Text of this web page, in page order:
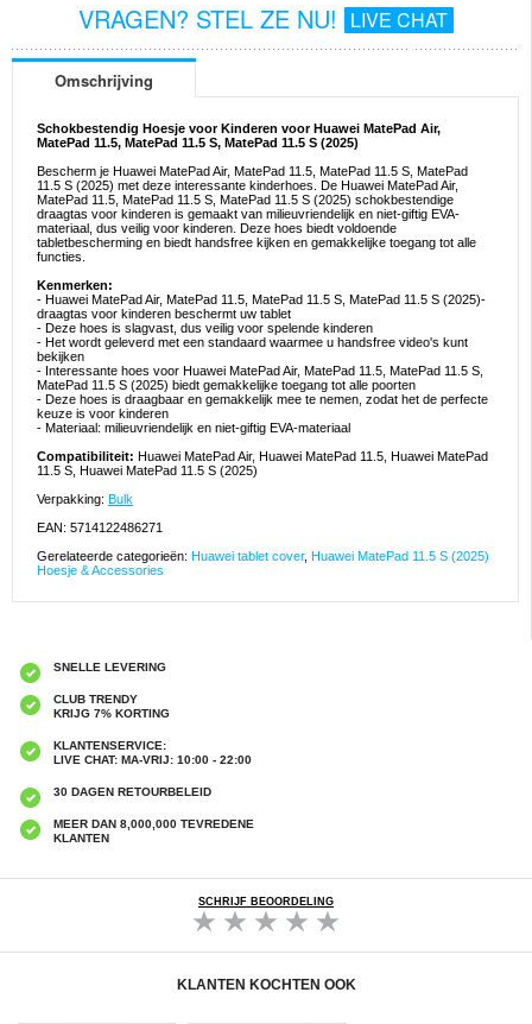
VRAGEN? STEL ZE NU! LIVE CHAT
Omschrijving
Schokbestendig Hoesje voor Kinderen voor Huawei MatePad Air,
MatePad 11.5, MatePad 11.5 S, MatePad 11.5 S (2025)
Bescherm je Huawei MatePad Air, MatePad 11.5, MatePad 11.5 S, MatePad
11.5 S (2025) met deze interessante kinderhoes. De Huawei MatePad Air,
MatePad 11.5, MatePad 11.5 S, MatePad 11.5 S (2025) schokbestendige
draagtas voor kinderen is gemaakt van milieuvriendelijk en niet-giftig EVA-
materiaal, dus veilig voor kinderen. Deze hoes biedt voldoende
tabletbescherming en biedt handsfree kijken en gemakkelijke toegang tot alle
functies.
Kenmerken:
- Huawei MatePad Air, MatePad 11.5, MatePad 11.5 S, MatePad 11.5 S (2025)-
draagtas voor kinderen beschermt uw tablet
- Deze hoes is slagvast, dus veilig voor spelende kinderen
- Het wordt geleverd met een standaard waarmee u handsfree video's kunt
bekijken
- Interessante hoes voor Huawei MatePad Air, MatePad 11.5, MatePad 11.5 S,
MatePad 11.5 S (2025) biedt gemakkelijke toegang tot alle poorten
- Deze hoes is draagbaar en gemakkelijk mee te nemen, zodat het de perfecte
keuze is voor kinderen
- Materiaal: milieuvriendelijk en niet-giftig EVA-materiaal
Compatibiliteit: Huawei MatePad Air, Huawei MatePad 11.5, Huawei MatePad
11.5 S, Huawei MatePad 11.5 S (2025)
Verpakking: Bulk
EAN: 5714122486271
Gerelateerde categorieën: Huawei tablet cover, Huawei MatePad 11.5 S (2025)
Hoesje & Accessories
SNELLE LEVERING
CLUB TRENDY
KRIJG 7% KORTING
KLANTENSERVICE:
LIVE CHAT: MA-VRIJ: 10:00 - 22:00
30 DAGEN RETOURBELEID
MEER DAN 8,000,000 TEVREDENE
KLANTEN
SCHRIJF BEOORDELING
KLANTEN KOCHTEN OOK